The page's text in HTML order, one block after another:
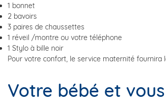
1 bonnet
2 bavoirs
3 paires de chaussettes
1 réveil /montre ou votre téléphone
1 Stylo à bille noir
Pour votre confort, le service maternité fournira
Votre bébé et vous